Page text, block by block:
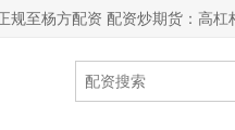
规至杨方配资 配资炒期货：高